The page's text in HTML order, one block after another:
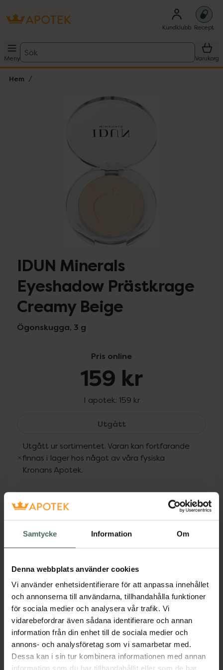
Samtycke Information Om
Denna webbplats använder cookies
Vi använder enhetsidentifierare för att anpassa innehållet
och annonserna till användarna, tillhandahålla funktioner
för sociala medier och analysera vår trafik. Vi
vidarebefordrar även sådana identifierare och annan
information från din enhet till de sociala medier och
annons- och analysföretag som vi samarbetar med.
Dessa kan i sin tur kombinera informationen med annan
Kundklubb Recept
Meny
Sök
Varukorg
Hem
Lista: . Innehåller 5 objekt.
IDUN Minerals
Eyeshadow Prästkrage
Creamy Beige
Ögonskugga, 3 g
Pris online
159 kr
I apotek: 159 kr
UtgåttIDUN Minerals
Utgått ur sortimentet. Varan kan fortfarande
finnas i lager hos något av våra fysiska
Kronans Apotek.
Fler produkter från Utgått
Beskrivning Dölj
IDUN Minerals Ögonskugga Prästkrage
innehåller mineralpigment och ger intensiv
färg och matt finish. Texturen är sammetslen
och enkel att arbeta med. Passar även för
personer med känslig hy eller känsliga ögon.
100% Vegansk och fri från cykliska silikoner,
talk, parfym, nanopartiklar och bismuth.
Jämförpris
53000 kr/